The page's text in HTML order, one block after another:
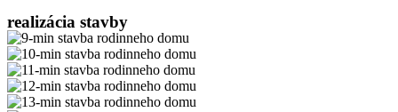
realizácia stavby